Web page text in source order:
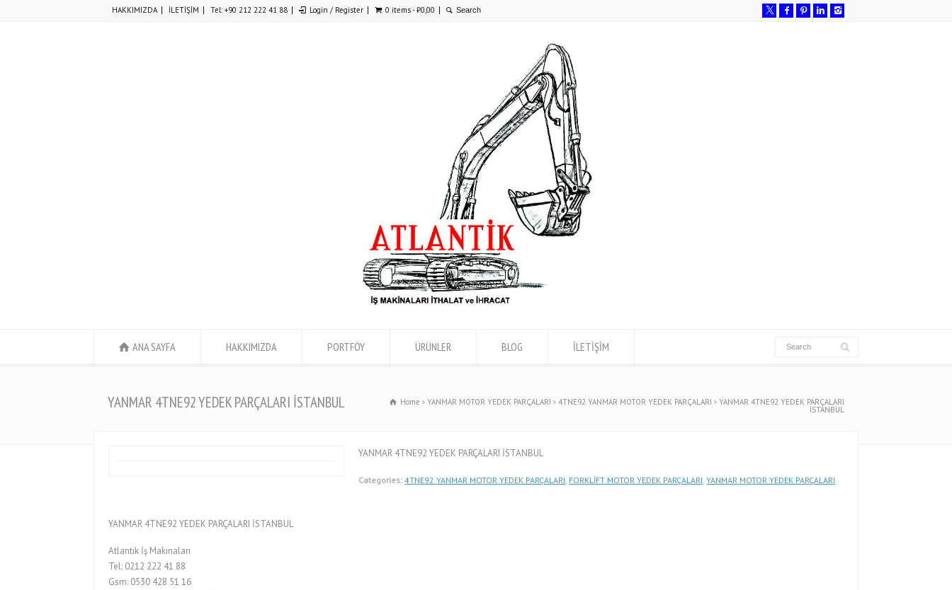
HAKKIMIZDA İLETİŞİM Tel: +90 212 222 41 88 Login / Register 0 items -₺0,00
ANA SAYFA HAKKIMIZDA PORTFÖY ÜRÜNLER BLOG İLETİŞİM
YANMAR 4TNE92 YEDEK PARÇALARI İSTANBUL Home YANMAR MOTOR YEDEK PARÇALARI 4TNE92 YANMAR MOTOR YEDEK PARÇALARI YANMAR 4TNE92 YEDEK PARÇALARI
İSTANBUL
YANMAR 4TNE92 YEDEK PARÇALARI İSTANBUL
Categories: 4TNE92 YANMAR MOTOR YEDEK PARÇALARI, FORKLİFT MOTOR YEDEK PARÇALARI,YANMAR MOTOR YEDEK PARÇALARI
YANMAR 4TNE92 YEDEK PARÇALARI İSTANBUL
Atlantik İş Makinaları
Tel: 0212 222 41 88
Gsm: 0530 428 51 16